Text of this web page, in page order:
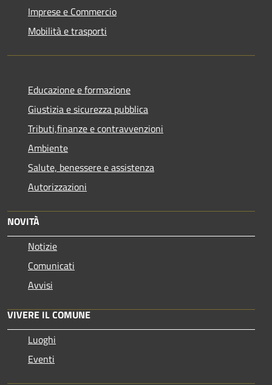
Imprese e Commercio
Mobilità e trasporti
Educazione e formazione
Giustizia e sicurezza pubblica
Tributi,finanze e contravvenzioni
Ambiente
Salute, benessere e assistenza
Autorizzazioni
NOVITÀ
Notizie
Comunicati
Avvisi
VIVERE IL COMUNE
Luoghi
Eventi